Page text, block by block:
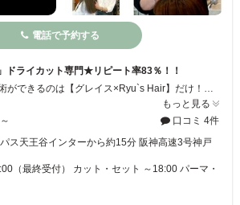
電話で予約する
ドライカット専門★リピート率83％！！
もっと見る
口コミ 4件
ス天王谷インターから約15分 阪神高速3号神戸
（最終受付） カット・セット ～18:00 パーマ・